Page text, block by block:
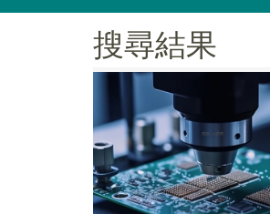
搜尋結果